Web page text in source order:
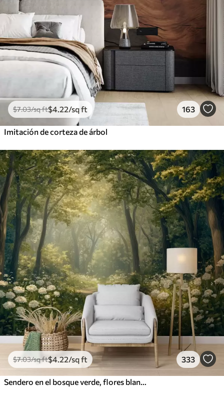
$7.03/sq ft$4 .22/sq ft 163
Imitación de corteza de árbol
$7.03/sq ft$4.22/sq ft 333